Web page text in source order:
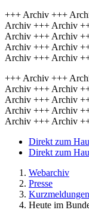
+++ Archiv +++
Archiv +++ Archiv
Archiv +++ Archiv
Archiv +++ Archiv
Archiv +++ Archiv
+++ Archiv +++
Archiv +++ Archiv
Archiv +++ Archiv
Archiv +++ Archiv
Archiv +++ Archiv
Direkt zum
Direkt zum
Webarchiv
Presse
Heute im